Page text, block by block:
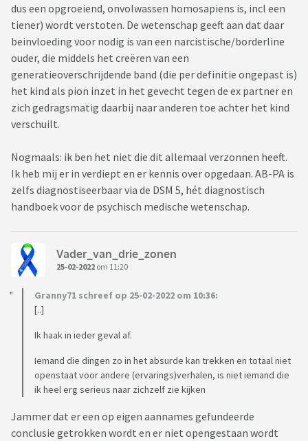
dus een opgroeiend, onvolwassen homosapiens is, incl een
tiener) wordt verstoten. De wetenschap geeft aan dat daar
beinvloeding voor nodig is van een narcistische/borderline
ouder, die middels het creëren van een
generatieoverschrijdende band (die per definitie ongepast is)
het kind als pion inzet in het gevecht tegen de ex partner en
zich gedragsmatig daarbij naar anderen toe achter het kind
verschuilt.
Nogmaals: ik ben het niet die dit allemaal verzonnen heeft.
Ik heb mij er in verdiept en er kennis over opgedaan. AB-PA is
zelfs diagnostiseerbaar via de DSM 5, hét diagnostisch
handboek voor de psychisch medische wetenschap.
Vader_van_drie_zonen
25-02-2022 om 11:20
Granny71 schreef op 25-02-2022 om 10:36:
[..]
Ik haak in ieder geval af.
Iemand die dingen zo in het absurde kan trekken en totaal niet
openstaat voor andere (ervarings)verhalen, is niet iemand die
ik heel erg serieus naar zichzelf zie kijken
Jammer dat er een op eigen aannames gefundeerde
conclusie getrokken wordt en er niet opengestaan wordt